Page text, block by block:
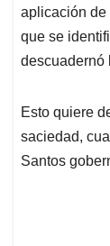
aplicación de
que se
descuadernó
Esto quiere
saciedad,
Santos